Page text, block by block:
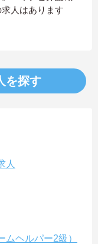
人はあります
を探す
人
ヘルパー2級）